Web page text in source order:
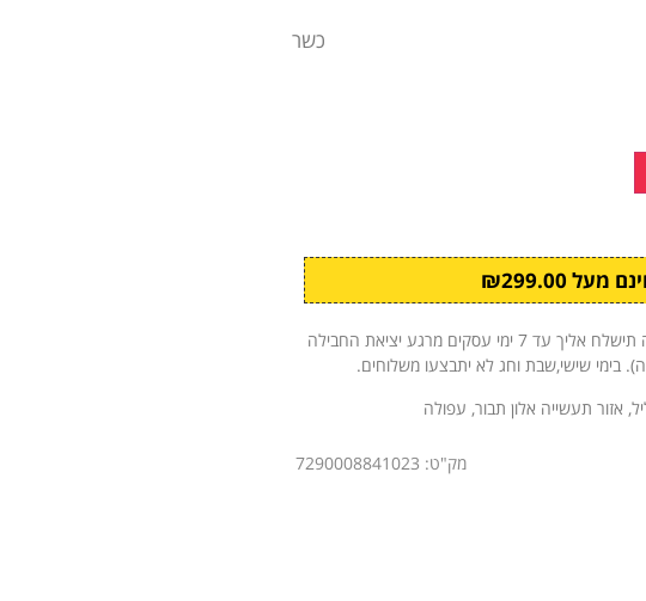
כשר
₪299.00
לאחר קבלת ההזמנה ואישורה, החבילה תישלח אליך עד 7 ימי עסקים מרגע יציאת החבילה
בימי שישי,שבת וחג לא יתבצעו משלוחים.
אזור תעשייה אלון תבור, עפולה
מק"ט: 7290008841023